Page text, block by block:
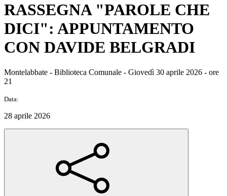
RASSEGNA "PAROLE CHE
DICI": APPUNTAMENTO
CON DAVIDE BELGRADI
Montelabbate - Biblioteca Comunale - Giovedì 30 aprile 2026 - ore
21
Data:
28 aprile 2026